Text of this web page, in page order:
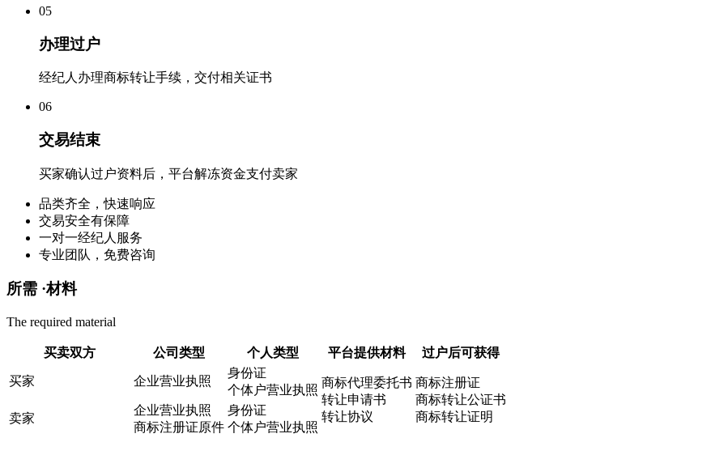
05
办理过户
经纪人办理商标转让手续，交付相关证书
06
交易结束
买家确认过户资料后，平台解冻资金支付卖家
品类齐全，快速响应
交易安全有保障
一对一经纪人服务
专业团队，免费咨询
所需 ·材料
The required material
买卖双方 公司类型 个人类型 平台提供材料 过户后可获得
买家 企业营业执照
身份证
个体户营业执照
商标代理委托书
转让申请书
转让协议
商标注册证
商标转让公证书
商标转让证明
卖家
企业营业执照
商标注册证原件
身份证
个体户营业执照